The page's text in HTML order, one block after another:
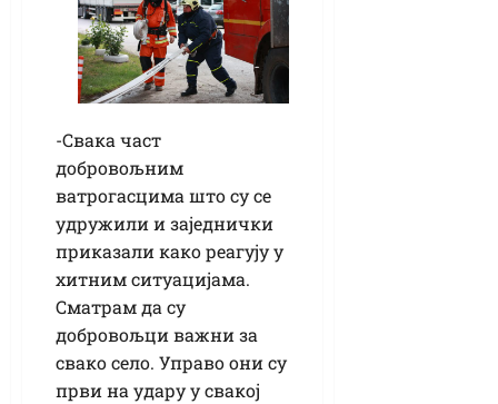
-Свака част
добровољним
ватрогасцима што су се
удружили и заједнички
приказали како реагују у
хитним ситуацијама.
Сматрам да су
добровољци важни за
свако село. Управо они су
први на удару у свакој